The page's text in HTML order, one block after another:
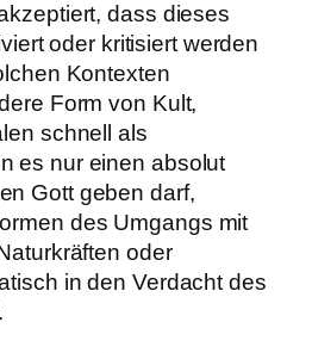
dass dieses
oder kritisiert werden
Kontexten
Form von Kult,
schnell als
es nur einen absolut
Gott geben darf,
des Umgangs mit
oder
in den Verdacht des